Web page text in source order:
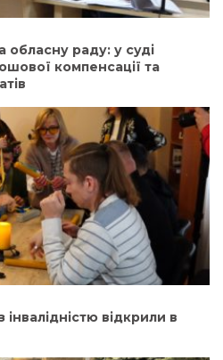
обласну раду: у суді
компенсації та
відкрили в